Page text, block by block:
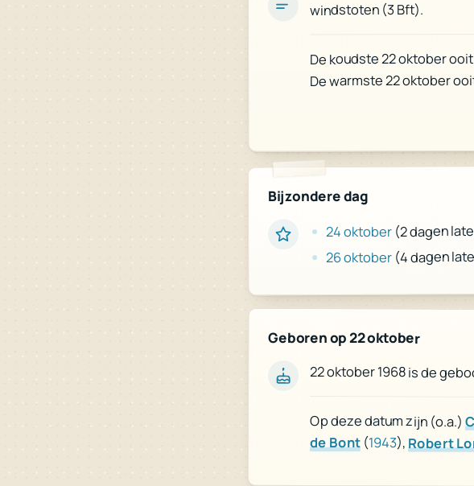
windstoten (3 Bft).
De koudste 22 oktober
De warmste 22 oktober
Bijzondere dag
24 oktober(2 dagen
26 oktober (4 dagen
Geboren op 22 oktober
22 oktober 1968 is de
Op deze datum zijn (o.a.)
de Bont(1943),Robert